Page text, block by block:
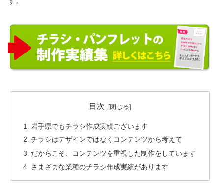
目次
岩手県でもチラシ作成実績ございます
チラシはデザインではなくコンテンツから考えて
だからこそ、コンテンツを重視した制作をしています
さまざまな業種のチラシ作成実績があります